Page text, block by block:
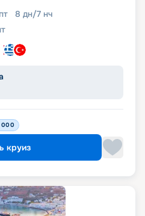
пт 8 дн/7 нч
000
круиз